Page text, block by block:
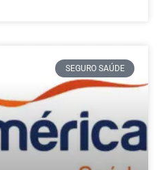
SEGURO SAÚDE